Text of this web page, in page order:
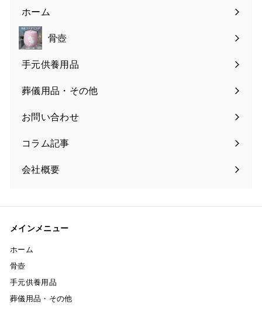
ホーム
骨壺
手元供養用品
葬儀用品・その他
お問い合わせ
コラム記事
会社概要
メインメニュー
ホーム
骨壺
手元供養用品
葬儀用品・その他